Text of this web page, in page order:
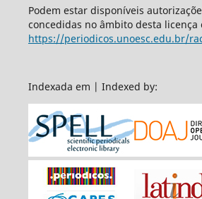
Podem estar disponíveis
concedidas no âmbito desta licença
https://periodicos.unoesc.edu.br/
Indexada em | Indexed by: